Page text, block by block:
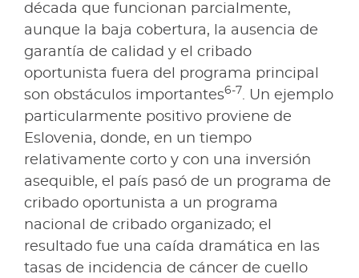
década que funcionan parcialmente,
aunque la baja cobertura, la ausencia de
garantía de calidad y el cribado
oportunista fuera del programa principal
son obstáculos importantes6-7. Un ejemplo
particularmente positivo proviene de
Eslovenia, donde, en un tiempo
relativamente corto y con una inversión
asequible, el país pasó de un programa de
cribado oportunista a un programa
nacional de cribado organizado; el
resultado fue una caída dramática en las
tasas de incidencia de cáncer de cuello